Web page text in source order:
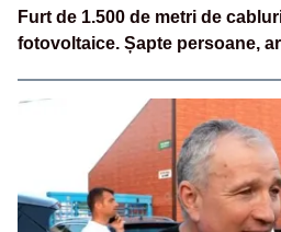
Furt de 1.500 de metri de
fotovoltaice. Șapte persoane,